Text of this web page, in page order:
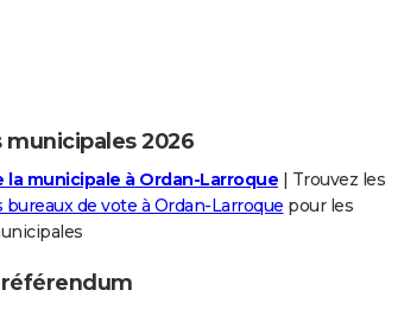
municipales 2026
la municipale à Ordan-Larroque | Trouvez les
bureaux de vote à Ordan-Larroque pour les